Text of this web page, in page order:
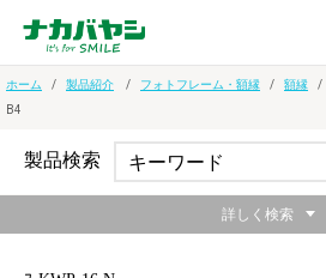
ホーム 製品紹介 フォトフレーム・額縁 額縁
B4
製品検索
詳しく検索